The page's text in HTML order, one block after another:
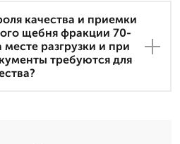
качества и приемки
щебня фракции 70-
разгрузки и при
требуются для